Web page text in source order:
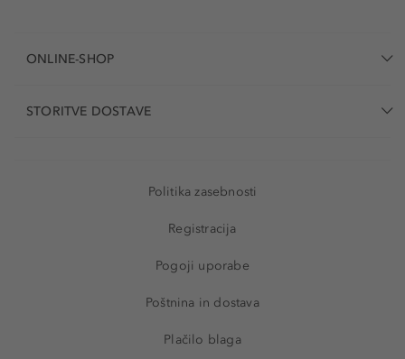
ONLINE-SHOP
STORITVE DOSTAVE
Politika zasebnosti
Registracija
Pogoji uporabe
Poštnina in dostava
Plačilo blaga